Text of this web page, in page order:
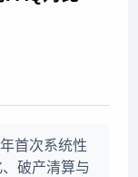
首次系统性
破产清算与